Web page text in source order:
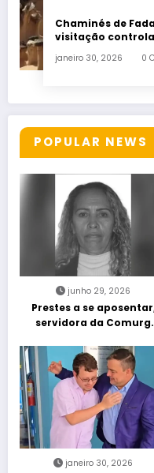
Chaminés de
visitação
janeiro 30, 2026 0
POPULAR NEWS
junho 29, 2026
Prestes a se
servidora da Comurg
entra em protocolo de
morte encefálica
janeiro 30, 2026